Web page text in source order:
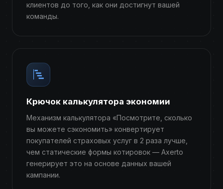
клиентов до того, как они достигнут вашей
команды.
Крючок калькулятора экономии
Механизм калькулятора «Посмотрите, сколько
вы можете сэкономить» конвертирует
покупателей страховых услуг в 2 раза лучше,
чем статические формы котировок — Axerto
генерирует это на основе данных вашей
кампании.